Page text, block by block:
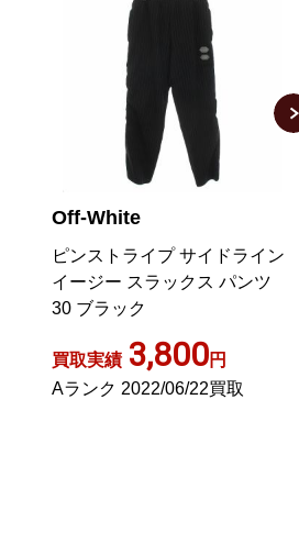
Off-White
ピンストライプ サイドライン
イージー スラックス パンツ
30 ブラック
買取実績 3,800円
Aランク 2022/06/22買取